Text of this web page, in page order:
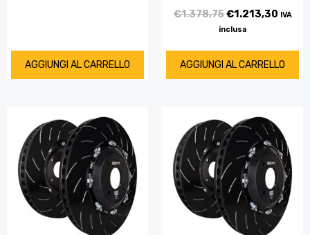
AGGIUNGI AL CARRELLO
€1.378,75€1.213,30 IVA
inclusa
AGGIUNGI AL CARRELLO